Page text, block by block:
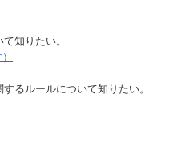
知りたい。
るルールについて知りたい。